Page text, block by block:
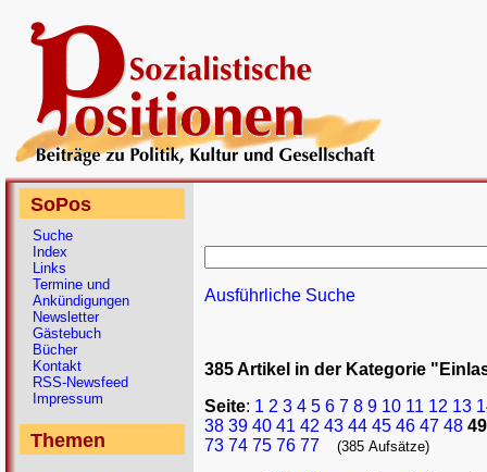
Ausführliche Suche
385 Artikel in der Kategorie
Seite: 1 2 3 4 5 6 7 8 9 10 11 12 13
38 39 40 41 42 43 44 45 46 47 48 49
73 74 75 76 77 (385 Aufsätze)
SoPos
Suche
Index
Links
Termine und
Ankündigungen
Newsletter
Gästebuch
Bücher
Kontakt
RSS-Newsfeed
Impressum
Themen